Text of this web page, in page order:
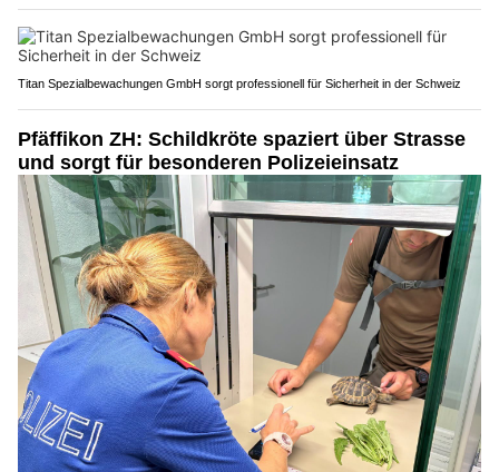
Titan Spezialbewachungen GmbH sorgt professionell für Sicherheit in der Schweiz
Pfäffikon ZH: Schildkröte spaziert über Strasse
und sorgt für besonderen Polizeieinsatz